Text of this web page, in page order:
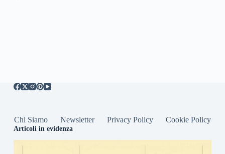
Chi Siamo Newsletter Privacy Policy Cookie Policy
Articoli in evidenza